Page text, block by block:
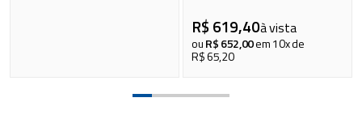
R$ 619,40à vista
ouR$652,00em10x de
R$65,20